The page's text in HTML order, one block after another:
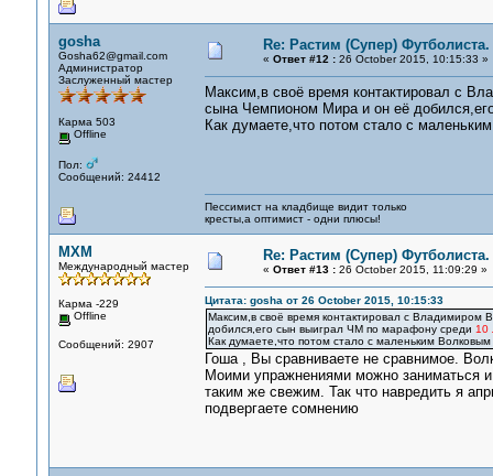
gosha
Gosha62@gmail.com
Администратор
Заслуженный мастер
Карма 503
Offline
Пол:
Сообщений: 24412
Re: Растим (Супер) Футболиста.
« Ответ #12 :26 October 2015, 10:15:33 »
Максим,в своё время контактировал с
сына Чемпионом Мира и он её
Как думаете,что потом стало с
Пессимист на кладбище видит только
кресты,а оптимист - одни плюсы!
MXM
Международный мастер
Карма -229
Offline
Сообщений: 2907
Re: Растим (Супер) Футболиста.
« Ответ #13 :26 October 2015, 11:09:29 »
Цитата: gosha от 26 October 2015, 10:15:33
Максим,в своё время контактировал с
добился,его сын выиграл ЧМ по марафону среди 10
Как думаете,что потом стало с маленьким Волковым
Гоша , Вы сравниваете не сравнимое.
Моими упражнениями можно заниматься
таким же свежим. Так что навредить я
подвергаете сомнению